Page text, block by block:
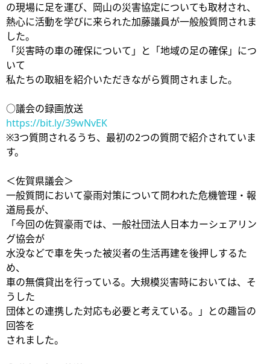
の現場に足を運び、岡山の災害協定についても取材され、
熱心に活動を学びに来られた加藤議員が一般般質問されま
した。
「災害時の車の確保について」と「地域の足の確保」につ
いて
私たちの取組を紹介いただきながら質問されました。
○議会の録画放送
https://bit.ly/39wNvEK
※3つ質問されるうち、最初の2つの質問で紹介されていま
す。
＜佐賀県議会＞
一般質問において豪雨対策について問われた危機管理・報
道局長が、
「今回の佐賀豪雨では、一般社団法人日本カーシェアリン
グ協会が
水没などで車を失った被災者の生活再建を後押しするた
め、
車の無償貸出を行っている。大規模災害時においては、そ
うした
団体との連携した対応も必要と考えている。」との趣旨の
回答を
されました。